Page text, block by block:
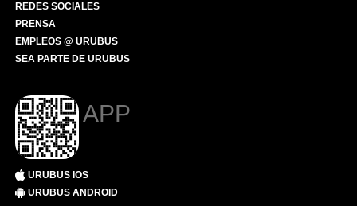
REDES SOCIALES
PRENSA
EMPLEOS @ URUBUS
SEA PARTE DE URUBUS
APP
URUBUS IOS
URUBUS ANDROID